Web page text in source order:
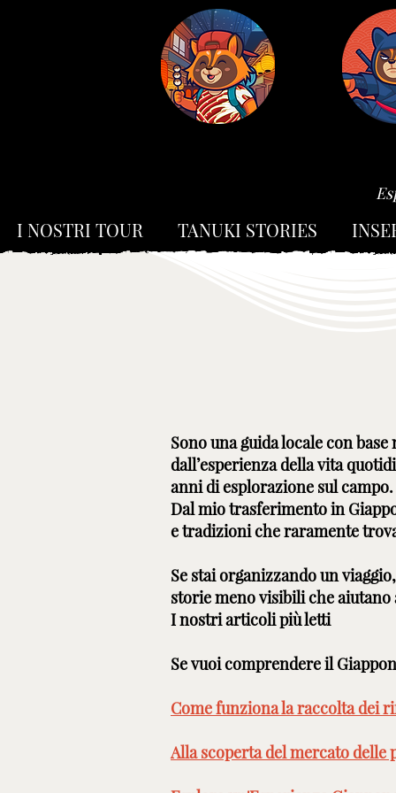
Sono una guida locale con
dall’esperienza della vita
anni di esplorazione sul campo.
Dal mio trasferimento in
e tradizioni che raramente
Se stai organizzando un
storie meno visibili che
I nostri articoli più letti
Se vuoi comprendere il
Come funziona la raccolta dei
Alla scoperta del mercato
I NOSTRI TOUR TANUKI STORIES